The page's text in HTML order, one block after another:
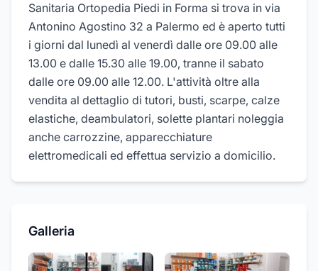
Sanitaria Ortopedia Piedi in Forma si trova in via
Antonino Agostino 32 a Palermo ed è aperto tutti
i giorni dal lunedì al venerdì dalle ore 09.00 alle
13.00 e dalle 15.30 alle 19.00, tranne il sabato
dalle ore 09.00 alle 12.00. L'attività oltre alla
vendita al dettaglio di tutori, busti, scarpe, calze
elastiche, deambulatori, solette plantari noleggia
anche carrozzine, apparecchiature
elettromedicali ed effettua servizio a domicilio.
Galleria